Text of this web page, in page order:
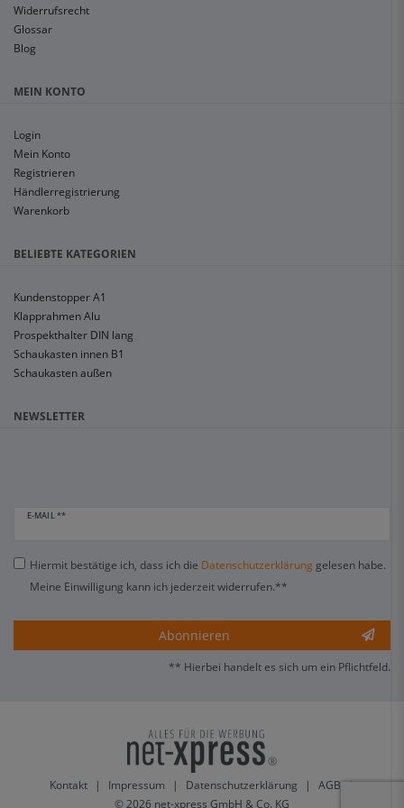
Widerrufsrecht
Glossar
Blog
MEIN KONTO
Login
Mein Konto
Registrieren
Händlerregistrierung
Warenkorb
BELIEBTE KATEGORIEN
Kundenstopper A1
Klapprahmen Alu
Prospekthalter DIN lang
Schaukasten innen B1
Schaukasten außen
NEWSLETTER
E-MAIL **
Hiermit bestätige ich, dass ich die Daten­schutz­erklärung gelesen habe.
Meine Einwilligung kann ich jederzeit widerrufen.**
Abonnieren
** Hierbei handelt es sich um ein Pflichtfeld.
Kontakt | Impressum | Datenschutzerklärung | AGB |
© 2026 net-xpress GmbH & Co. KG